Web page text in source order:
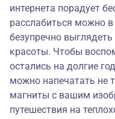
интернета порадует
расслабиться можно
безупречно
красоты. Чтобы
остались на долгие
можно напечатать не
магниты с вашим
путешествия на